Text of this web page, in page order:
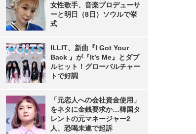
女性歌手、音楽プロデューサ
ーと明日（8日）ソウルで挙
式
ILLIT、新曲『I Got Your
Back 』が『It’s Me』とダブ
ルヒット！グローバルチャー
トで好調
「元恋人への会社資金使用」
をネタに金銭要求か…韓国タ
レントの元マネージャー2
人、恐喝未遂で起訴